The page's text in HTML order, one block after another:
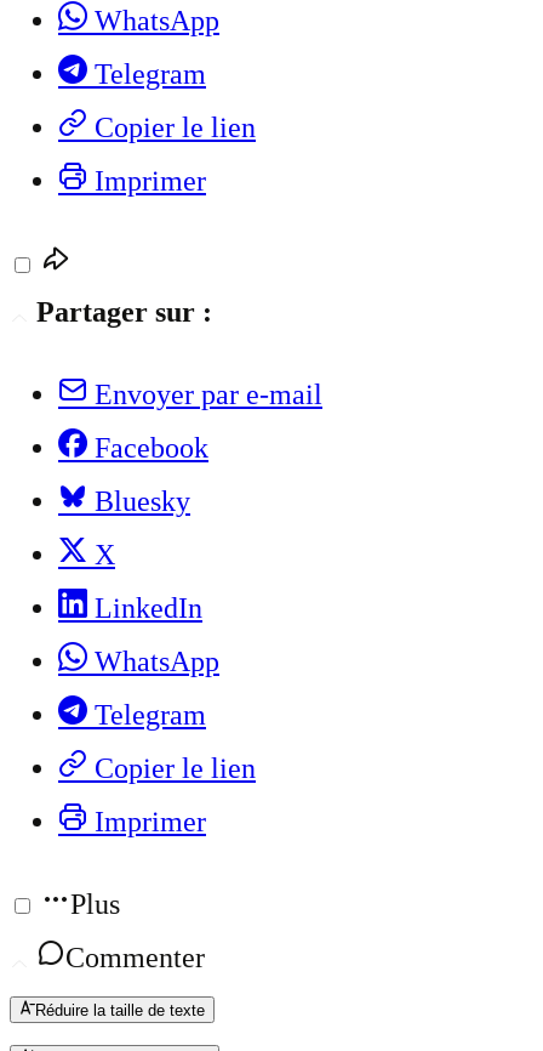
WhatsApp
Telegram
Copier le lien
Imprimer
Partager sur :
Envoyer par e-mail
Facebook
Bluesky
X
LinkedIn
WhatsApp
Telegram
Copier le lien
Imprimer
Plus
Commenter
Réduire la taille de texte